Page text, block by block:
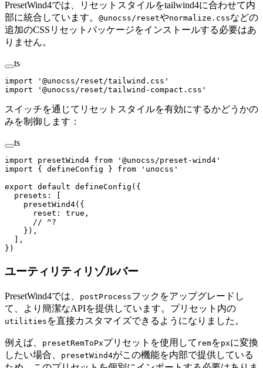
PresetWind4では、リセットスタイルをtailwind4に合わせて内
部に統合しています。 @unocss/resetやnormalize.cssなどの
追加のCSSリセットパッケージをインストールする必要はあ
りません。
ts
import ' @unocss/reset/tailwind.css '
import ' @unocss/reset/tailwind-compact.css '
スイッチを通じてリセットスタイルを有効にするかどうかの
みを制御します：
ts
import presetWind4 from ' @unocss/preset-wind4 '
import { defineConfig } from ' unocss '
export default defineConfig ({
  presets
: [
    presetWind4
({
      reset
: true ,
      // ^?
    }),
  ],
})
ユーティリティリゾルバー
PresetWind4では、 postProcessフックをアップグレードし
て、より簡潔なAPIを提供しています。プリセット内の
utilities を直接カスタマイズできるようになりました。
例えば、 presetRemToPxプリセットを使用して remをpxに変換
したい場合、
presetWind4がこの機能を内部で提供している